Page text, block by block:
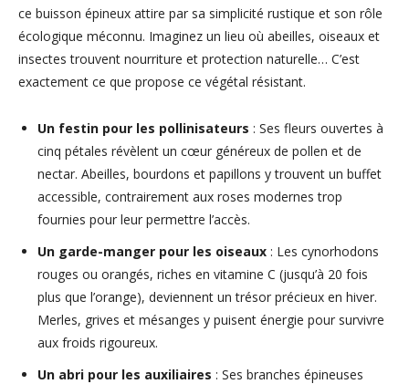
ce buisson épineux attire par sa simplicité rustique et son rôle
écologique méconnu. Imaginez un lieu où abeilles, oiseaux et
insectes trouvent nourriture et protection naturelle… C’est
exactement ce que propose ce végétal résistant.
Un festin pour les pollinisateurs : Ses fleurs ouvertes à
cinq pétales révèlent un cœur généreux de pollen et de
nectar. Abeilles, bourdons et papillons y trouvent un buffet
accessible, contrairement aux roses modernes trop
fournies pour leur permettre l’accès.
Un garde-manger pour les oiseaux : Les cynorhodons
rouges ou orangés, riches en vitamine C (jusqu’à 20 fois
plus que l’orange), deviennent un trésor précieux en hiver.
Merles, grives et mésanges y puisent énergie pour survivre
aux froids rigoureux.
Un abri pour les auxiliaires : Ses branches épineuses